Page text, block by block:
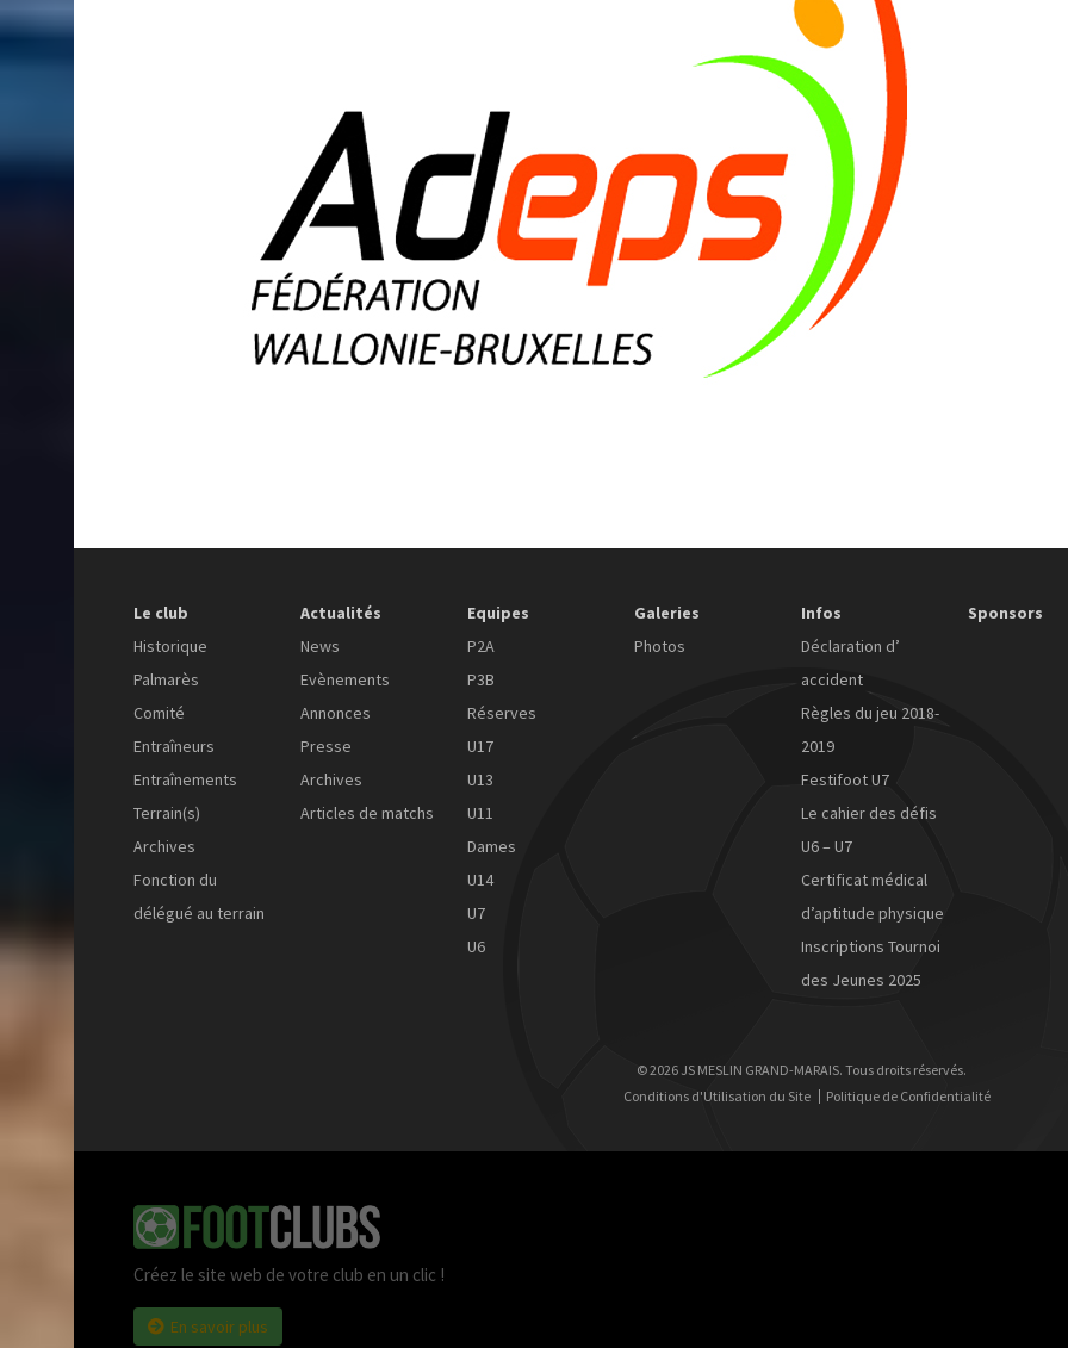
Le club
Historique
Palmarès
Comité
Entraîneurs
Entraînements
Terrain(s)
Archives
Fonction du
délégué au terrain
Actualités
News
Evènements
Annonces
Presse
Archives
Articles de matchs
Equipes
P2A
P3B
Réserves
U17
U13
U11
Dames
U14
U7
U6
Galeries
Photos
Infos
Déclaration d’
accident
Règles du jeu 2018-
2019
Festifoot U7
Le cahier des défis
U6 – U7
Certificat médical
d’aptitude physique
Inscriptions Tournoi
des Jeunes 2025
Sponsors
© 2026 JS MESLIN GRAND-MARAIS. Tous droits réservés.
Conditions d'Utilisation du Site
Politique de Confidentialité
Créez le site web de votre club en un clic !
En savoir plus